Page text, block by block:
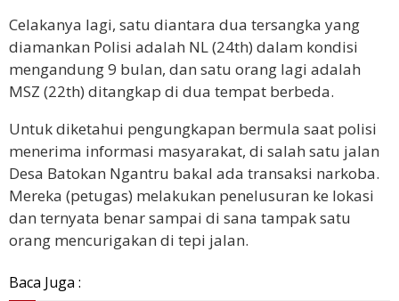
Celakanya lagi, satu diantara dua tersangka yang
diamankan Polisi adalah NL (24th) dalam kondisi
mengandung 9 bulan, dan satu orang lagi adalah
MSZ (22th) ditangkap di dua tempat berbeda.
Untuk diketahui pengungkapan bermula saat polisi
menerima informasi masyarakat, di salah satu jalan
Desa Batokan Ngantru bakal ada transaksi narkoba.
Mereka (petugas) melakukan penelusuran ke lokasi
dan ternyata benar sampai di sana tampak satu
orang mencurigakan di tepi jalan.
Baca Juga :